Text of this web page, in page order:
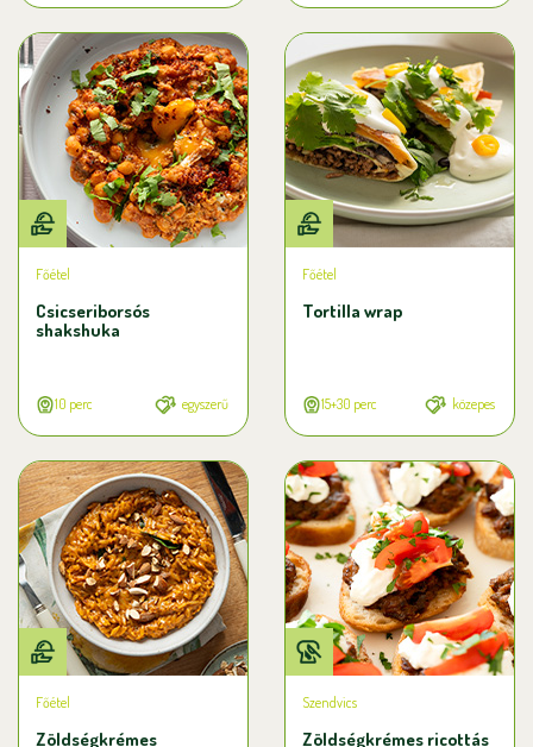
Főétel
Csicseriborsós
shakshuka
10 perc egyszerű
Főétel
Tortilla wrap
15+30 perc közepes
Főétel
Zöldségkrémes
Szendvics
Zöldségkrémes ricottás